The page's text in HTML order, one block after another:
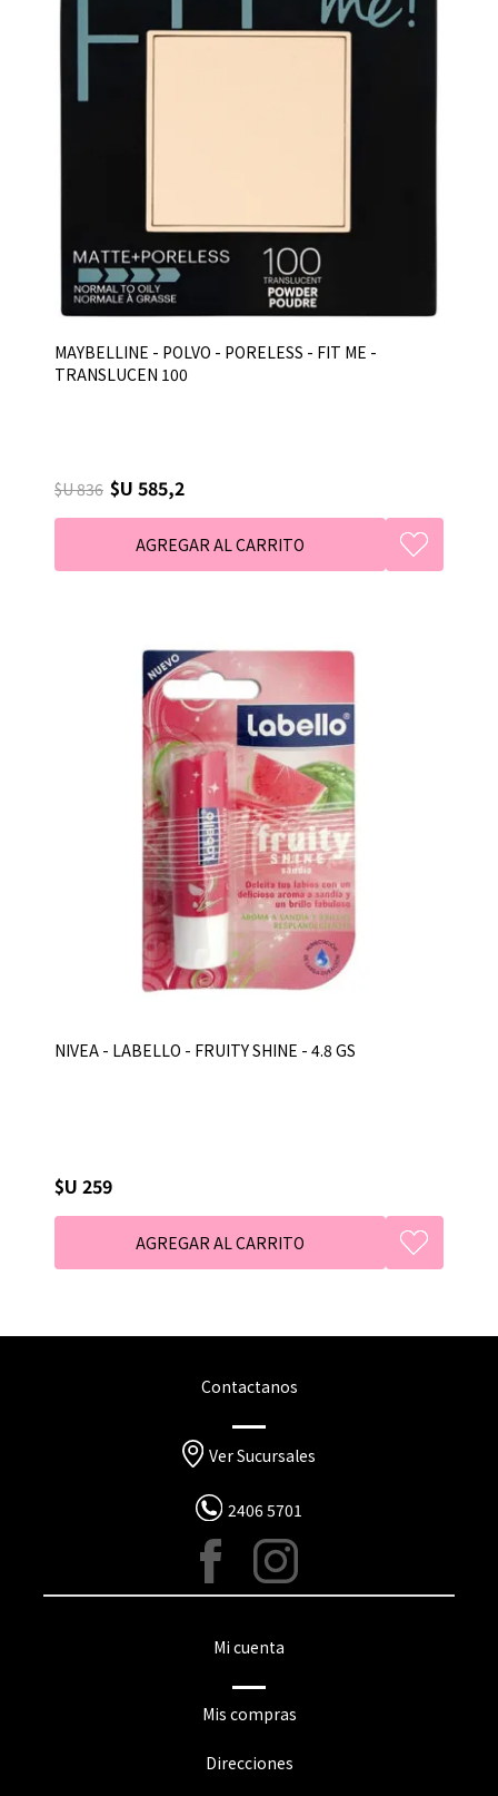
MAYBELLINE - POLVO - PORELESS - FIT ME -
TRANSLUCEN 100
$U 836 $U 585,2
NIVEA - LABELLO - FRUITY SHINE - 4.8 GS
$U 259
Contactanos
Ver Sucursales
2406 5701
Mi cuenta
Mis compras
Direcciones